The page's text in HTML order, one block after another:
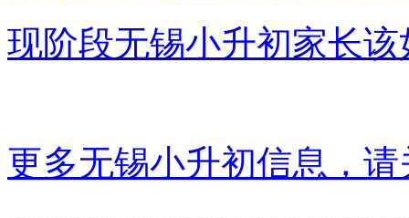
现阶段无锡小升初家长
更多无锡小升初信息，